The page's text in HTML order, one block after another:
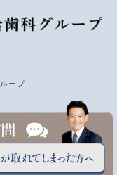
ープ